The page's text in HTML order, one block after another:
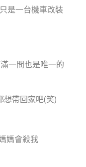
是一台機車改裝
一間也是唯一的
想帶回家吧(笑)
媽會殺我